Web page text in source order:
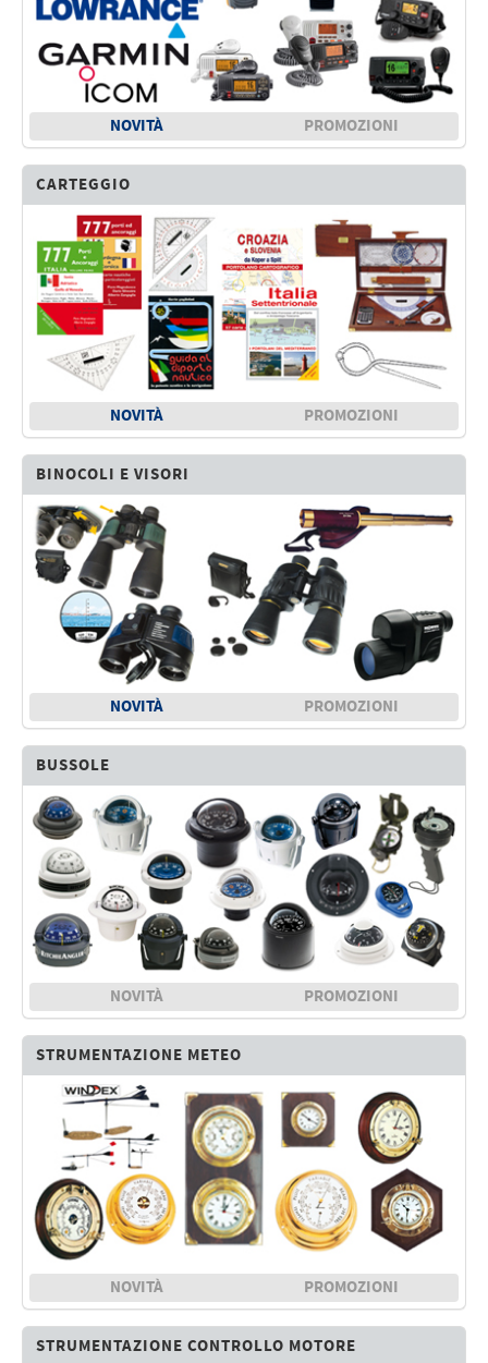
NOVITÀ PROMOZIONI
CARTEGGIO
NOVITÀ PROMOZIONI
BINOCOLI E VISORI
NOVITÀ PROMOZIONI
BUSSOLE
NOVITÀ PROMOZIONI
STRUMENTAZIONE METEO
NOVITÀ PROMOZIONI
STRUMENTAZIONE CONTROLLO MOTORE